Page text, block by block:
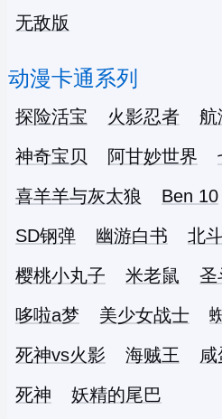
无敌版
动漫卡通系列
探险活宝 火影忍者 航
神奇宝贝
阿甘妙世界
喜羊羊与灰太狼
Ben 10
SD钢弹
幽游白书 北
樱桃小丸子
米老鼠 圣
哆啦a梦
美少女战士
死神vs火影
海贼王 咸
死神
妖精的尾巴